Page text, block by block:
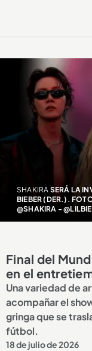
SHAKIRA SERÁ LA
BIEBER (DER.).
@SHAKIRA -
Final del
en el
Una variedad de
acompañar el
gringa que se
fútbol.
18 de julio de 2026